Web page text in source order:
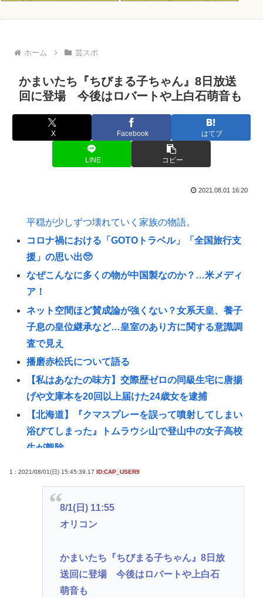
ホーム 芸スポ
かまいたち『ちびまる子ちゃん』8日放送
回に登場 今後はロバートや上白石萌音も
X Facebook はてブ
LINE コピー
2021.08.01 16:20
平穏が少しずつ壊れていく家族の物語。
コロナ禍における「GOTOトラベル」「全国旅行支
援」の思い出🥺
なぜこんなに多くの物が中国製なのか？…米メディ
ア！
ネット空間ほど賛成論が強くない？女系天皇、養子
子息の皇位継承など…皇室のあり方に関する意識調
査で見え
播磨赤松氏について語る
【私はあなたの味方】交際歴ゼロの同級生宅に唐揚
げや文庫本を20回以上届けた24歳女を逮捕
【北海道】『クマスプレーを誤って噴射してしまい
浴びてしまった』トムラウシ山で登山中の女子高校
生が熊除
おまえらが今までに使った事がある【ズル休み】の
空気抵抗を減らすチート技が発覚ｗｗｗ
パズー「お父さん嘘つき呼ばわりされて死んじゃっ
た」ってセリフあるけど、どんな自殺方法だった
1 : 2021/08/01(日) 15:45:39.17 ID:CAP_USER9
8/1(日) 11:55
オリコン
かまいたち『ちびまる子ちゃん』8日放
送回に登場 今後はロバートや上白石
萌音も